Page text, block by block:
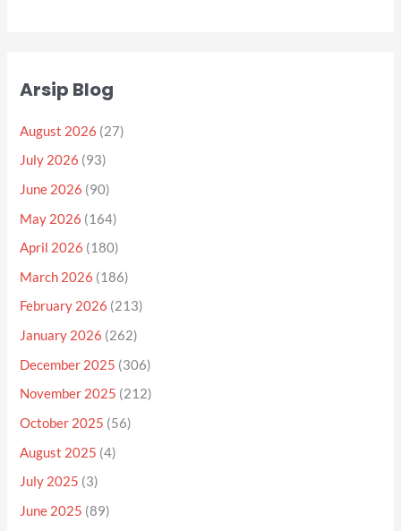
Arsip Blog
August 2026 (27)
July 2026 (93)
June 2026 (90)
May 2026 (164)
April 2026 (180)
March 2026 (186)
February 2026 (213)
January 2026 (262)
December 2025 (306)
November 2025 (212)
October 2025 (56)
August 2025 (4)
July 2025 (3)
June 2025 (89)